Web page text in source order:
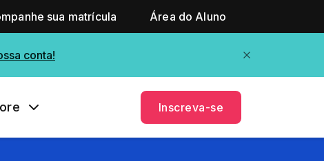
sua matrícula Área do Aluno
conta!
Inscreva-se